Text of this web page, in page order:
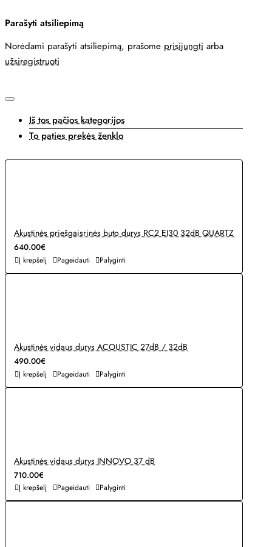
Parašyti atsiliepimą
Norėdami parašyti atsiliepimą, prašome prisijungti arba
užsiregistruoti
Iš tos pačios kategorijos
To paties prekės ženklo
Akustinės priešgaisrinės buto durys RC2 EI30 32dB QUARTZ
640.00€
Į krepšelį Pageidauti Palyginti
Akustinės vidaus durys ACOUSTIC 27dB / 32dB
490.00€
Į krepšelį Pageidauti Palyginti
Akustinės vidaus durys INNOVO 37 dB
710.00€
Į krepšelį Pageidauti Palyginti